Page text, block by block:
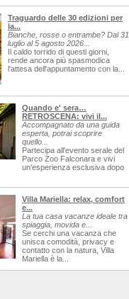
Traguardo delle 30 edizioni per
la...
Bianche, rosse o entrambe? Dal 31
luglio al 5 agosto 2026...
Il caldo torrido di questi giorni,
rende ancora più spasmodica
l'attesa dell'appuntamento con la...
Quando e' sera…
RETROSCENA: vivi il...
Accompagnato da una guida
esperta, potrai scoprire
quello...
Partecipa all'evento serale del
Parco Zoo Falconara e vivi
un'esperienza esclusiva dopo
Villa Mariella: relax, comfort
e...
La tua casa vacanze ideale tra
spiaggia, movida e...
Se cerchi una vacanza che
unisca comodità, privacy e
contatto con la natura, Villa
Mariella è la...